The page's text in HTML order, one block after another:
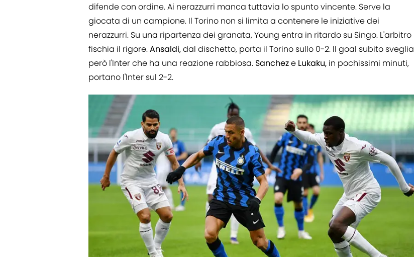
difende con ordine. Ai nerazzurri manca tuttavia lo spunto vincente. Serve la
giocata di un campione. Il Torino non si limita a contenere le iniziative dei
nerazzurri. Su una ripartenza dei granata, Young entra in ritardo su Singo. L'arbitro
fischia il rigore.Ansaldi,dal dischetto, porta il Torino sullo 0-2. Il goal subito sveglia
però l'Inter che ha una reazione rabbiosa. Sancheze Lukaku, in pochissimi minuti,
portano l'Inter sul 2-2.